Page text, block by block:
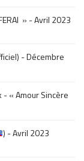
FERAI » - Avril 2023
- Décembre
- « Amour Sincère
) - Avril 2023